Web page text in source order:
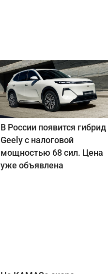
В России появится гибрид
Geely с налоговой
мощностью 68 сил. Цена
уже объявлена